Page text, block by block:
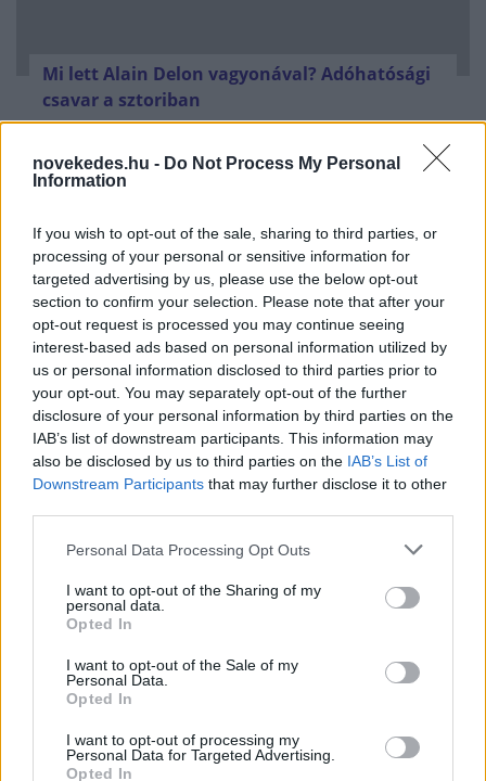
novekedes.hu - Do Not Process My Personal
Information
If you wish to opt-out of the sale, sharing to third parties, or
processing of your personal or sensitive information for
targeted advertising by us, please use the below opt-out
section to confirm your selection. Please note that after your
opt-out request is processed you may continue seeing
interest-based ads based on personal information utilized by
us or personal information disclosed to third parties prior to
your opt-out. You may separately opt-out of the further
disclosure of your personal information by third parties on the
IAB’s list of downstream participants. This information may
also be disclosed by us to third parties on the IAB’s List of
Downstream Participants that may further disclose it to other
Please note that this website/app uses one or more Google
not limited to your visit or usage behaviour. You may click to
grant or deny consent to Google and its third-party tags to
use your data for below specified purposes in below Google
consent section.
Personal Data Processing Opt Outs
I want to opt-out of the Sharing of my
personal data.
Opted In
I want to opt-out of the Sale of my
Personal Data.
Opted In
I want to opt-out of processing my
Personal Data for Targeted Advertising.
Opted In
Mi lett Alain Delon vagyonával? Adóhatósági
csavar a sztoriban
Amerika kezd kifogyni a fegyverekből?
Megszólalt Trump és Zelenszkij
HÍREK 5 perce
Itt az új megállapodás, Irán veheti át a teljes
Hormuzi-szoros ellenőrzését
HÍREK 35 perce
Robbanószerrel felszerelt drónt fogtak el a